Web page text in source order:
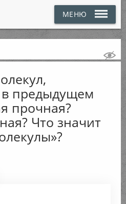
МЕНЮ
предыдущем
прочная?
Что значит